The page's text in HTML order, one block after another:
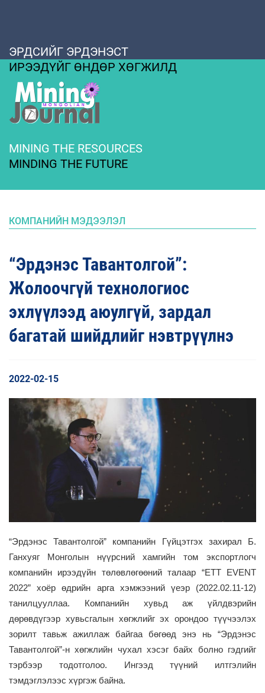
ЭРДСИЙГ ЭРДЭНЭСТ
ИРЭЭДҮЙГ ӨНДӨР ХӨГЖИЛД
MINING THE RESOURCES
MINDING THE FUTURE
КОМПАНИЙН МЭДЭЭЛЭЛ
“Эрдэнэс Тавантолгой”:
Жолоочгүй технологиос
эхлүүлээд аюулгүй, зардал
багатай шийдлийг нэвтрүүлнэ
2022-02-15
“Эрдэнэс Тавантолгой” компанийн Гүйцэтгэх захирал Б.
Ганхуяг
Монголын нүүрсний хамгийн том экспортлогч
компанийн ирээдүйн төлөвлөгөөний талаар “ETT EVENT
2022” хоёр өдрийн арга хэмжээний үеэр (2022.02.11-12)
танилцууллаа. Компанийн хувьд аж үйлдвэрийн
дөрөвдүгээр хувьсгалын хөгжлийг эх орондоо түүчээлэх
зорилт тавьж ажиллаж байгаа бөгөөд энэ нь “Эрдэнэс
Тавантолгой”-н хөгжлийн чухал хэсэг байх болно гэдгийг
тэрбээр тодотголоо. Ингээд түүний илтгэлийн
тэмдэглэлээс хүргэж байна.